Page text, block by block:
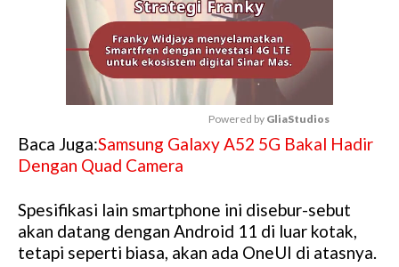
M
e
Powered by GliaStudios
Baca Juga:Samsung Galaxy A52 5G Bakal Hadir
Dengan Quad Camera
Spesifikasi lain smartphone ini disebur-sebut
akan datang dengan Android 11 di luar kotak,
tetapi seperti biasa, akan ada OneUI di atasnya.